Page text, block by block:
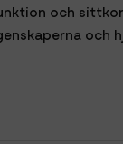
och